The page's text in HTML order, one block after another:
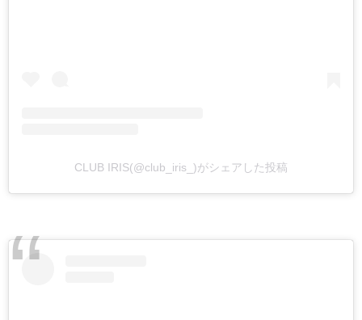
CLUB IRIS(@club_iris_)がシェアした投稿